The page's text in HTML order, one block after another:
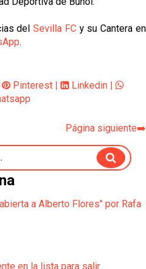
delSevilla FCy su Cantera en
.
Pinterest Linkedin
Página siguiente➡️
a Alberto Flores" por Rafa
en la lista para salir